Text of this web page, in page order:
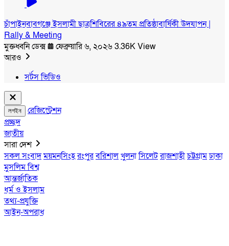
চাঁপাইনবাবগঞ্জে ইসলামী ছাত্রশিবিরের ৪৯তম প্রতিষ্ঠাবার্ষিকী উদযাপন |
Rally & Meeting
মুক্তধ্বনি ডেক্স
ফেব্রুয়ারি ৬, ২০২৬3.36K View
আরও
সর্টস ভিডিও
লগইন
রেজিস্ট্রেশন
প্রচ্ছদ
জাতীয়
সারা দেশ
সকল সংবাদময়মনসিংহরংপুরবরিশালখুলনাসিলেটরাজশাহীচট্টগ্রামঢাকা
মুসলিম বিশ্ব
আন্তর্জাতিক
ধর্ম ও ইসলাম
তথ্য-প্রযুক্তি
আইন-অপরাধ